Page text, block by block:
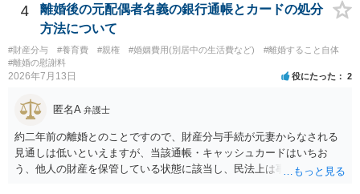
貞発覚後、長期間同居を続けると、不貞を許したとの評価につながる
場合がありますので、ご注意ください。 以上、ご参考まで。
4
離婚後の元配偶者名義の銀行通帳とカードの処分
方法について
#財産分与 #養育費 #親権 #婚姻費用(別居中の生活費など)
#離婚すること自体
#離婚の慰謝料
2026年7月13日 役にたった 2
匿名A 弁護士
約二年前の離婚とのことですので、財産分与手続が元妻からなされる
見通しは低いといえますが、当該通帳・キャッシュカードはいちお
う、他人の財産を保管している状態に該当し、民法上は事務管理（597